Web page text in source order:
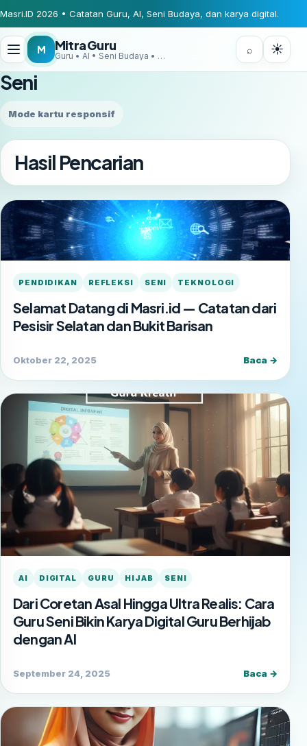
Masri.ID 2026 • Catatan Guru, AI, Seni Budaya, dan karya digital.
M Mitra Guru
Guru • AI • Seni Budaya • Digital Creator
⌕ ☀
Seni
Mode kartu responsif
Hasil Pencarian
PENDIDIKAN REFLEKSI SENI TEKNOLOGI
Selamat Datang di Masri.id — Catatan dari
Pesisir Selatan dan Bukit Barisan
Oktober 22, 2025 Baca →
AI DIGITAL GURU HIJAB SENI
Dari Coretan Asal Hingga Ultra Realis: Cara
Guru Seni Bikin Karya Digital Guru Berhijab
dengan AI
September 24, 2025 Baca →